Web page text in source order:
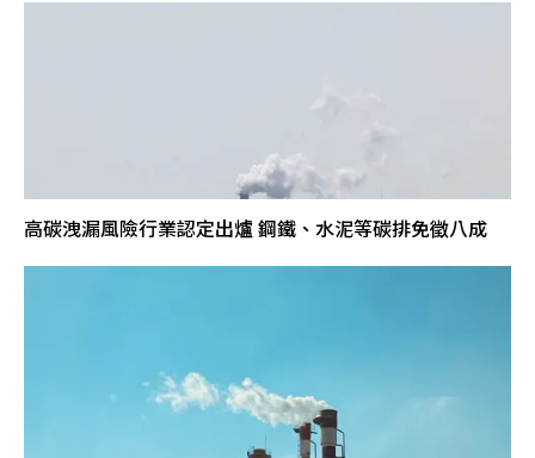
高碳洩漏風險行業認定出爐 鋼鐵、水泥等碳排免徵八成